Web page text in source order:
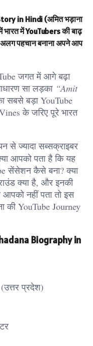
in Hindi (अमित भड़ाना
भारत में YouTubers की बाढ़
पहचान बनाना अपने आप
जगत में आगे बढ़ा
सा लड़का “Amit
सबसे बड़ा YouTube
के जरिए पूरे भारत
से ज्यादा सब्सक्राइबर
आपको पता है कि यह
सेंसेशन कैसे बना? क्या
क्या है, और इनकी
नहीं पता तो इस
YouTube Journey
Biography in
प्रदेश)